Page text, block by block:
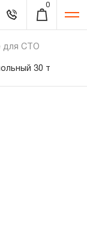
0
для СТО
30 т